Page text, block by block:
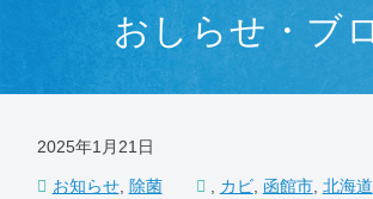
おしらせ・ブ
2025年1月21日
お知らせ, 除菌 カビ, 函館市, 北海道